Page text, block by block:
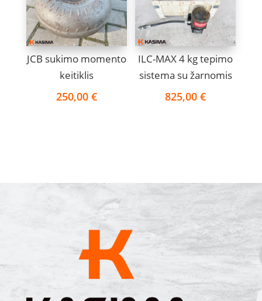
JCB sukimo momento
keitiklis
250,00 €
ILC-MAX 4 kg tepimo
sistema su žarnomis
825,00€